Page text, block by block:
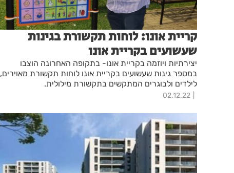
קריית אונו: לוחות תקשורת בגינות
שעשועים בקריית אונו
יצירתיות ויוזמה בקריית אונו- בתקופה האחרונה הוצבו
במספר גינות שעשועים בקריית אונו לוחות תקשורת מאוירים,
לילדים ולבוגרים המתקשים בתקשורת מילולית.
02.12.22